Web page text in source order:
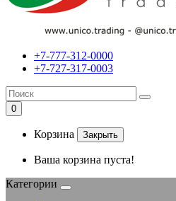
+7-777-312-0000
+7-727-317-0003
0
Корзина Закрыть
Ваша корзина пуста!
Категории